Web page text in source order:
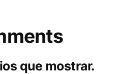
que mostrar.